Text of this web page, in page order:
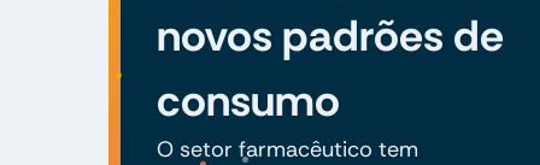
novos padrões de
consumo
O setor farmacêutico tem